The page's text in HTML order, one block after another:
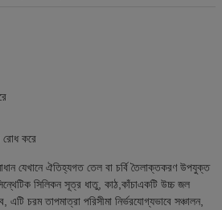
করে
যেখানে ঐতিহ্যগত তেল বা চর্বি তৈলাক্তকরণ উপযুক্ত
সিলিকন সূত্র ধাতু, কাঠ,কাঁচাএকটি উচ্চ জল
এটি চরম তাপমাত্রা পরিসীমা নির্ভরযোগ্যভাবে সঞ্চালন,